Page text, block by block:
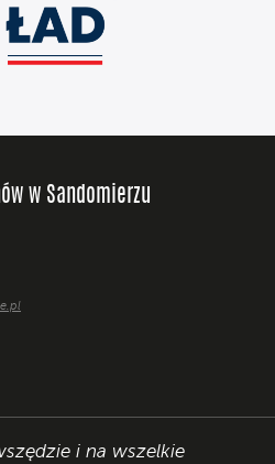
w Sandomierzu
i na wszelkie